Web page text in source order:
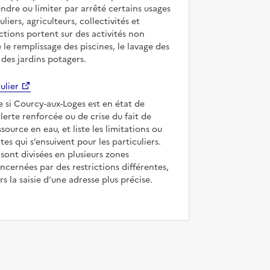
ou limiter par arrêté certains usages
agriculteurs, collectivités et
portent sur des activités non
remplissage des piscines, le lavage des
jardins potagers.
si Courcy-aux-Loges est en état de
renforcée ou de crise du fait de
en eau, et liste les limitations ou
qui s’ensuivent pour les particuliers.
divisées en plusieurs zones
par des restrictions différentes,
la saisie d’une adresse plus précise.